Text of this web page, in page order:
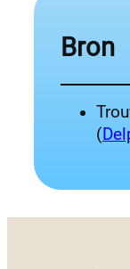
Bron
(